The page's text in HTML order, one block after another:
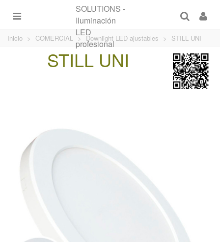
Inicio > COMERCIAL > Downlight LED ajustables > STILL UNI
STILL UNI